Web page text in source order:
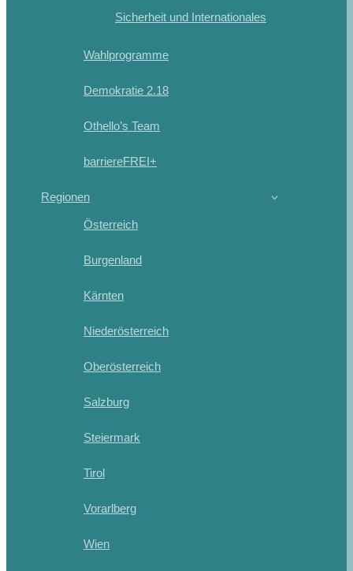
Sicherheit und Internationales
Wahlprogramme
Demokratie 2.18
Othello’s Team
barriereFREI+
Regionen
Österreich
Burgenland
Kärnten
Niederösterreich
Oberösterreich
Salzburg
Steiermark
Tirol
Vorarlberg
Wien